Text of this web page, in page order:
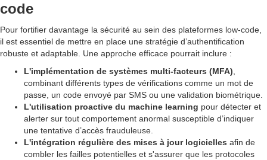
code
Pour fortifier davantage la sécurité au sein des plateformes low-code,
il est essentiel de mettre en place une stratégie d’authentification
robuste et adaptable. Une approche efficace pourrait inclure :
L'implémentation de systèmes multi-facteurs (MFA),
combinant différents types de vérifications comme un mot de
passe, un code envoyé par SMS ou une validation biométrique.
L'utilisation proactive du machine learning pour détecter et
alerter sur tout comportement anormal susceptible d’indiquer
une tentative d’accès frauduleuse.
L'intégration régulière des mises à jour logicielles afin de
combler les failles potentielles et s'assurer que les protocoles